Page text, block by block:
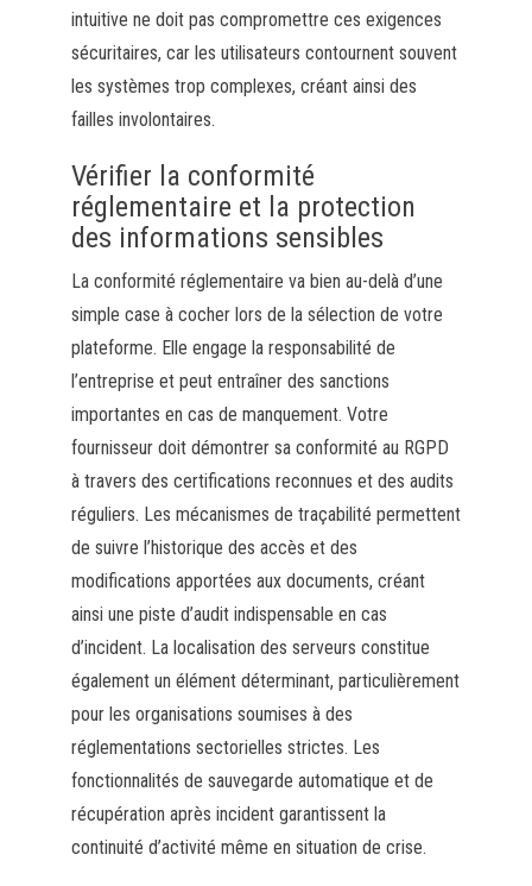
intuitive ne doit pas compromettre ces exigences
sécuritaires, car les utilisateurs contournent souvent
les systèmes trop complexes, créant ainsi des
failles involontaires.
Vérifier la conformité
réglementaire et la protection
des informations sensibles
La conformité réglementaire va bien au-delà d’une
simple case à cocher lors de la sélection de votre
plateforme. Elle engage la responsabilité de
l’entreprise et peut entraîner des sanctions
importantes en cas de manquement. Votre
fournisseur doit démontrer sa conformité au RGPD
à travers des certifications reconnues et des audits
réguliers. Les mécanismes de traçabilité permettent
de suivre l’historique des accès et des
modifications apportées aux documents, créant
ainsi une piste d’audit indispensable en cas
d’incident. La localisation des serveurs constitue
également un élément déterminant, particulièrement
pour les organisations soumises à des
réglementations sectorielles strictes. Les
fonctionnalités de sauvegarde automatique et de
récupération après incident garantissent la
continuité d’activité même en situation de crise.